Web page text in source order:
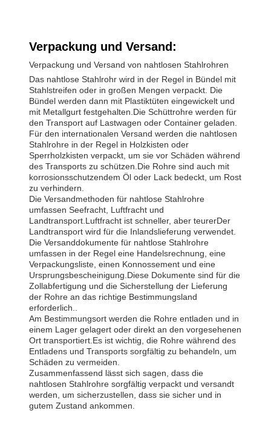
Verpackung und Versand:
Verpackung und Versand von nahtlosen Stahlrohren
Das nahtlose Stahlrohr wird in der Regel in Bündel mit
Stahlstreifen oder in großen Mengen verpackt. Die
Bündel werden dann mit Plastiktüten eingewickelt und
mit Metallgurt festgehalten.Die Schüttrohre werden für
den Transport auf Lastwagen oder Container geladen.
Für den internationalen Versand werden die nahtlosen
Stahlrohre in der Regel in Holzkisten oder
Sperrholzkisten verpackt, um sie vor Schäden während
des Transports zu schützen.Die Rohre sind auch mit
korrosionsschutzendem Öl oder Lack bedeckt, um Rost
zu verhindern.
Die Versandmethoden für nahtlose Stahlrohre
umfassen Seefracht, Luftfracht und
Landtransport.Luftfracht ist schneller, aber teurerDer
Landtransport wird für die Inlandslieferung verwendet.
Die Versanddokumente für nahtlose Stahlrohre
umfassen in der Regel eine Handelsrechnung, eine
Verpackungsliste, einen Konnossement und eine
Ursprungsbescheinigung.Diese Dokumente sind für die
Zollabfertigung und die Sicherstellung der Lieferung
der Rohre an das richtige Bestimmungsland
erforderlich..
Am Bestimmungsort werden die Rohre entladen und in
einem Lager gelagert oder direkt an den vorgesehenen
Ort transportiert.Es ist wichtig, die Rohre während des
Entladens und Transports sorgfältig zu behandeln, um
Schäden zu vermeiden.
Zusammenfassend lässt sich sagen, dass die
nahtlosen Stahlrohre sorgfältig verpackt und versandt
werden, um sicherzustellen, dass sie sicher und in
gutem Zustand ankommen.